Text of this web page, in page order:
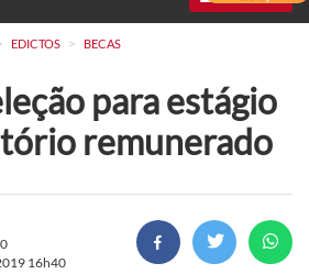
EDICTOS > BECAS
para estágio
remunerado
16h40